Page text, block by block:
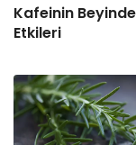
Kafeinin
Etkileri